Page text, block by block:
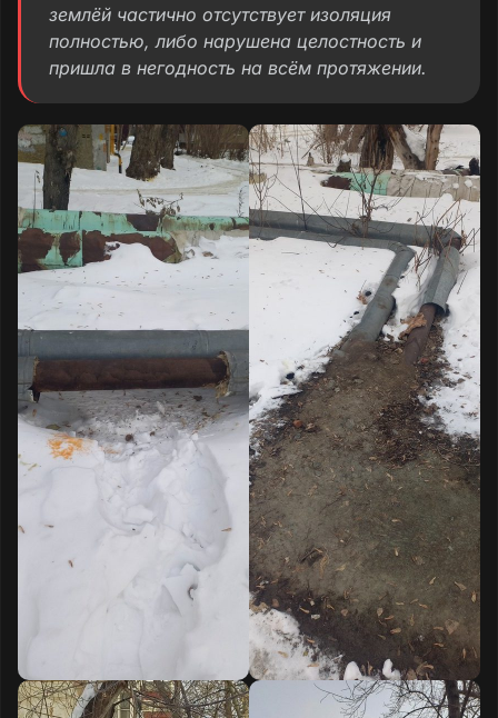
землёй частично отсутствует изоляция
полностью, либо нарушена целостность и
пришла в негодность на всём протяжении.